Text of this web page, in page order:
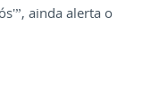
ainda alerta o